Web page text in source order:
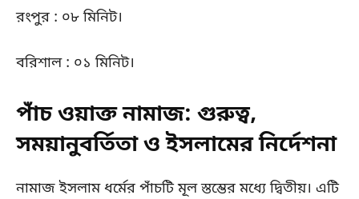
রংপুর : ০৮ মিনিট।
বরিশাল : ০১ মিনিট।
পাঁচ ওয়াক্ত নামাজ: গুরুত্ব,
সময়ানুবর্তিতা ও ইসলামের নির্দেশনা
নামাজ ইসলাম ধর্মের পাঁচটি মূল স্তম্ভের মধ্যে দ্বিতীয়। এটি